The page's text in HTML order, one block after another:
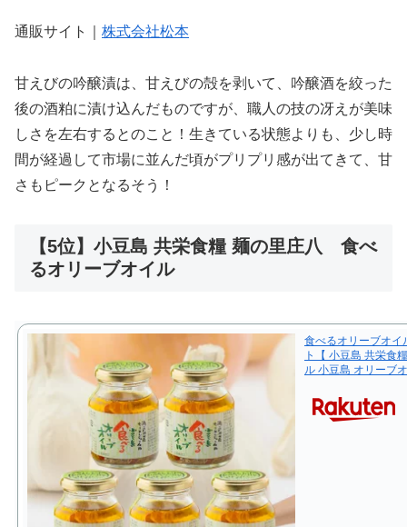
通販サイト｜ 株式会社松本
甘えびの吟醸漬は、甘えびの殻を剥いて、吟醸酒を絞った
後の酒粕に漬け込んだものですが、職人の技の冴えが美味
しさを左右するとのこと！生きている状態よりも、少し時
間が経過して市場に並んだ頃がプリプリ感が出てきて、甘
さもピークとなるそう！
【5位】小豆島 共栄食糧 麺の里庄八 食べ
るオリーブオイル
食べるオリーブオ
ト【 小豆島 共栄食
ル 小豆島 オリーブ